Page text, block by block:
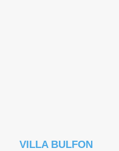
VILLA BULFON